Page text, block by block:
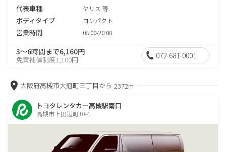
代表車種 ヤリス 等
ボディタイプ コンパクト
営業時間 08:00-20:00
3～6時間まで6,160円
免責補償制度1,100円 072-681-0001
大阪府高槻市大冠町三丁目から 2372m
トヨタレンタカー高槻駅南口
高槻市上田辺町10-4